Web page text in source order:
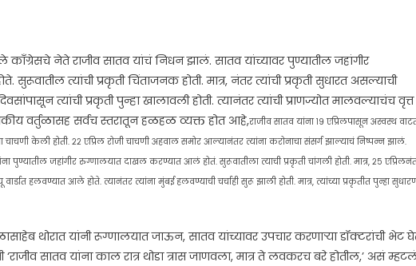
नेते राजीव सातव यांचं निधन झालं. सातव यांच्यावर पुण्यातील जहांगीर
त्यांची प्रकृती चिंताजनक होती. मात्र, नंतर त्यांची प्रकृती सुधारत असल्याची
त्यांची प्रकृती पुन्हा खालावली होती. त्यानंतर त्यांची प्राणज्योत मालवल्याचंच वृत्त
वर्तुळासह सर्वच स्तरातून हळहळ व्यक्त होत आहे,राजीव सातव यांना १९ एप्रिलपासून अस्वस्थ
चाचणी केली होती. २२ एप्रिल रोजी चाचणी अहवाल समोर आल्यानंतर त्यांना करोनाचा संसर्ग झाल्याचं निष्पन्न झालं.
पुण्यातील जहांगीर रुग्णालयात दाखल करण्यात आलं होतं. सुरूवातीला त्याची प्रकृती चांगली होती. मात्र, २५
हलवण्यात आले होते. त्यानंतर त्यांना मुंबई हलवण्याची चर्चाही सुरू झाली होती. मात्र, त्यांच्या प्रकृतीत पुन्हा
थोरात यांनी रूग्णालयात जाऊन, सातव यांच्यावर उपचार करणाऱ्या डॉक्टरांची भेट
सातव यांना काल रात्र थोडा त्रास जाणवला, मात्र ते लवकरच बरे होतील,’ असं